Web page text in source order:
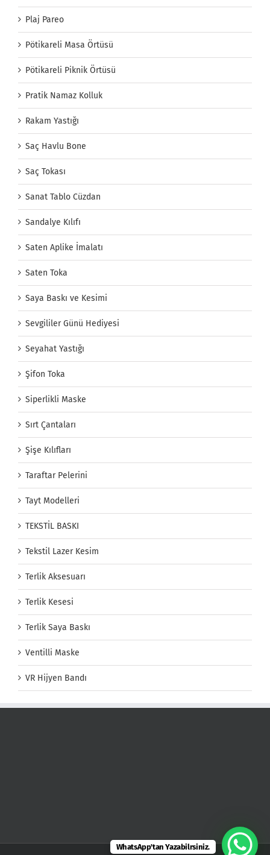
Plaj Pareo
Pötikareli Masa Örtüsü
Pötikareli Piknik Örtüsü
Pratik Namaz Kolluk
Rakam Yastığı
Saç Havlu Bone
Saç Tokası
Sanat Tablo Cüzdan
Sandalye Kılıfı
Saten Aplike İmalatı
Saten Toka
Saya Baskı ve Kesimi
Sevgililer Günü Hediyesi
Seyahat Yastığı
Şifon Toka
Siperlikli Maske
Sırt Çantaları
Şişe Kılıfları
Taraftar Pelerini
Tayt Modelleri
TEKSTİL BASKI
Tekstil Lazer Kesim
Terlik Aksesuarı
Terlik Kesesi
Terlik Saya Baskı
Ventilli Maske
VR Hijyen Bandı
WhatsApp'tan Yazabilrsiniz.